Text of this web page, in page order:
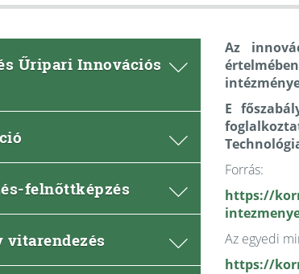
Űripari Innovációs
felnőttképzés
Az
E
Forrás:
https://
Az egyedi
https://